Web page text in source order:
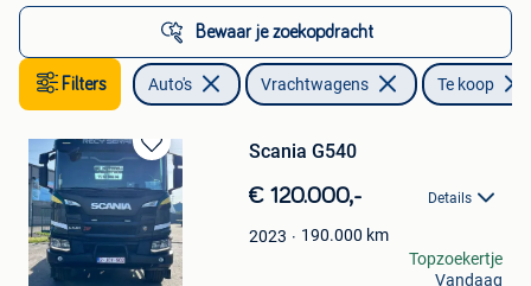
Bewaar je zoekopdracht
Filters Auto's Vrachtwagens Te koop
Bewaren
in
Mijn
Favorieten
Scania G540
€ 120.000,- Details
2023 190.000 km
Koziel
Topzoekertje
Vandaag